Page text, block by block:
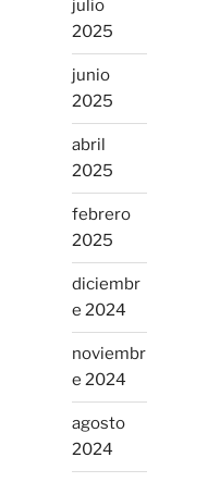
julio
2025
junio
2025
abril
2025
febrero
2025
diciembr
e 2024
noviembr
e 2024
agosto
2024